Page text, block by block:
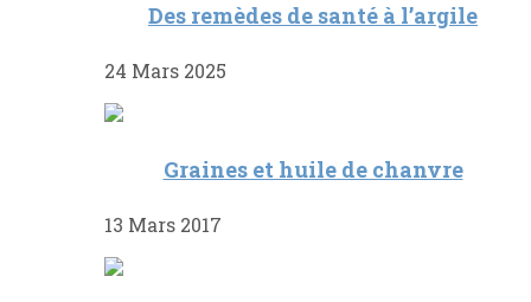
Des remèdes de santé à l’argile
24 Mars 2025
Graines et huile de chanvre
13 Mars 2017